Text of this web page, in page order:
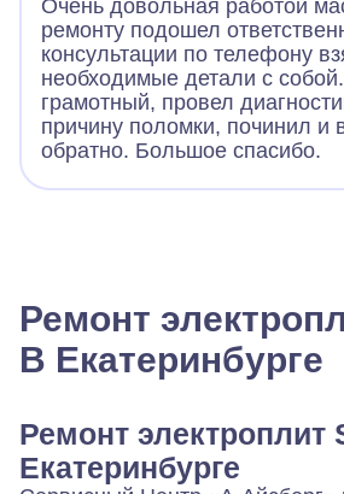
Очень довольная работой
ремонту подошел
консультации по телефону
необходимые детали с
грамотный, провел
причину поломки, починил и
обратно. Большое спасибо.
Ремонт
В Екатеринбурге
Ремонт электроплит
Екатеринбурге